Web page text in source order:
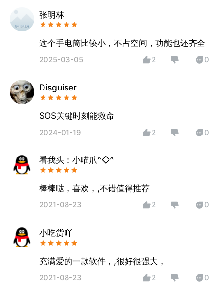
张明林
这个手电筒比较小，不占空间，功能也还齐全
2025-03-05 2 0
Disguiser
SOS关键时刻能救命
2024-01-19 2 0
看我头：小喵爪^◇^
棒棒哒，喜欢，,不错值得推荐
2021-08-23 2 0
小吃货吖
充满爱的一款软件，,很好很强大，
2021-08-23 2 0